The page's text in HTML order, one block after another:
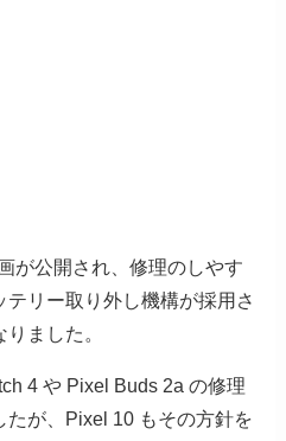
が公開され、修理のしやす
リー取り外し機構が採用さ
ました。
4 や Pixel Buds 2a の修理
たが、Pixel 10 もその方針を